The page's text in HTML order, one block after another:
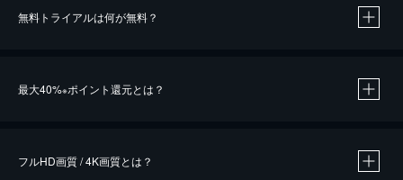
無料トライアルは何が無料？
最大40%※ポイント還元とは？
フルHD画質 / 4K画質とは？